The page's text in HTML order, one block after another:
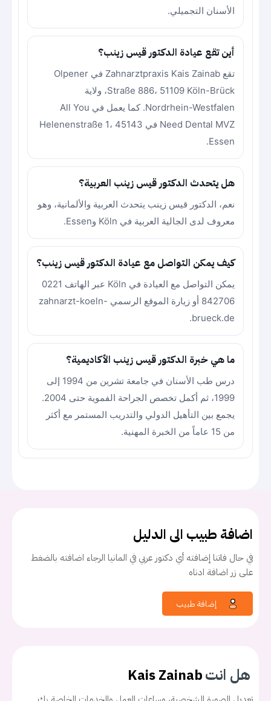
الأسنان التجميلي.
أين تقع عيادة الدكتور قيس زينب؟
تقع Zahnarztpraxis Kais Zainab في Olpener
Straße 886، 51109 Köln-Brück، ولاية
Nordrhein-Westfalen. كما يعمل في All You
Need Dental MVZ في Helenenstraße 1، 45143
Essen.
هل يتحدث الدكتور قيس زينب العربية؟
نعم، الدكتور قيس زينب يتحدث العربية والألمانية، وهو
معروف لدى الجالية العربية في Köln وEssen.
كيف يمكن التواصل مع عيادة الدكتور قيس زينب؟
يمكن التواصل مع العيادة في Köln عبر الهاتف 0221
842706 أو زيارة الموقع الرسمي zahnarzt-koeln-
brueck.de.
ما هي خبرة الدكتور قيس زينب الأكاديمية؟
درس طب الأسنان في جامعة تشرين من 1994 إلى
1999، ثم أكمل تخصص الجراحة الفموية حتى 2004.
يجمع بين التأهيل الدولي والتدريب المستمر مع أكثر
من 15 عاماً من الخبرة المهنية.
اضافة طبيب الى الدليل
في حال فاتنا إضافته أي دكتور عربي في المانيا الرجاء اضافته بالضغط
على زر اضافة ادناه
هل انتKais Zainab